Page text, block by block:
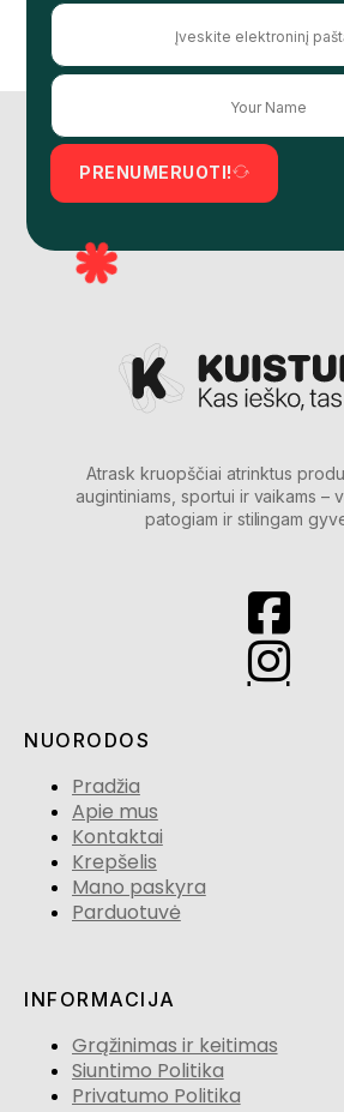
PRENUMERUOTI!
Atrask kruopščiai atrinktus
augintiniams, sportui ir vaikams –
patogiam ir stilingam
NUORODOS
Pradžia
Apie mus
Kontaktai
Krepšelis
Mano paskyra
Parduotuvė
INFORMACIJA
Grąžinimas ir keitimas
Siuntimo Politika
Privatumo Politika